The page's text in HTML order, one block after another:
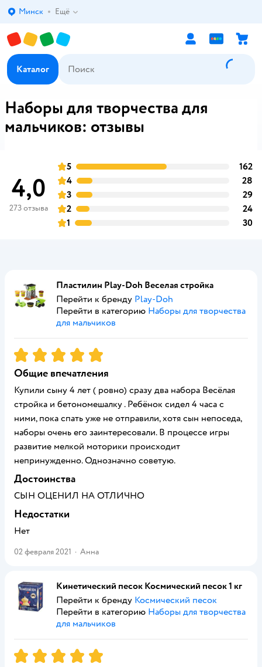
Выбор адреса доставки.
Минск Ещё
Каталог
Наборы для творчества для
мальчиков: отзывы
4,0
273 отзыва
оценка
5 162
оценка
4 28
оценка
3 29
оценка
2 24
оценка
1 30
Пластилин Play-Doh Веселая стройка
Перейти к бренду Play-Doh
Перейти в категорию Наборы для творчества
для мальчиков
Рейтинг:5
Общие впечатления
Купили сыну 4 лет ( ровно) сразу два набора Весёлая
стройка и бетономешалку . Ребёнок сидел 4 часа с
ними, пока спать уже не отправили, хотя сын непоседа,
наборы очень его заинтересовали. В процессе игры
развитие мелкой моторики происходит
непринужденно. Однозначно советую.
Достоинства
СЫН ОЦЕНИЛ НА ОТЛИЧНО
Недостатки
Нет
02 февраля 2021 · Анна
Кинетический песок Космический песок 1 кг
Перейти к бренду Космический песок
Перейти в категорию Наборы для творчества
для мальчиков
Рейтинг:5